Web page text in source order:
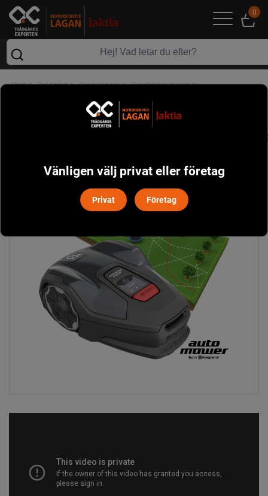
0
Start> Trädgård> Gräsklippare> Robotgräsklippare>
Husqvarna Automower Aspire R4 "Installerad & Klar!
Vänligen välj privat eller företag
Privat Företag